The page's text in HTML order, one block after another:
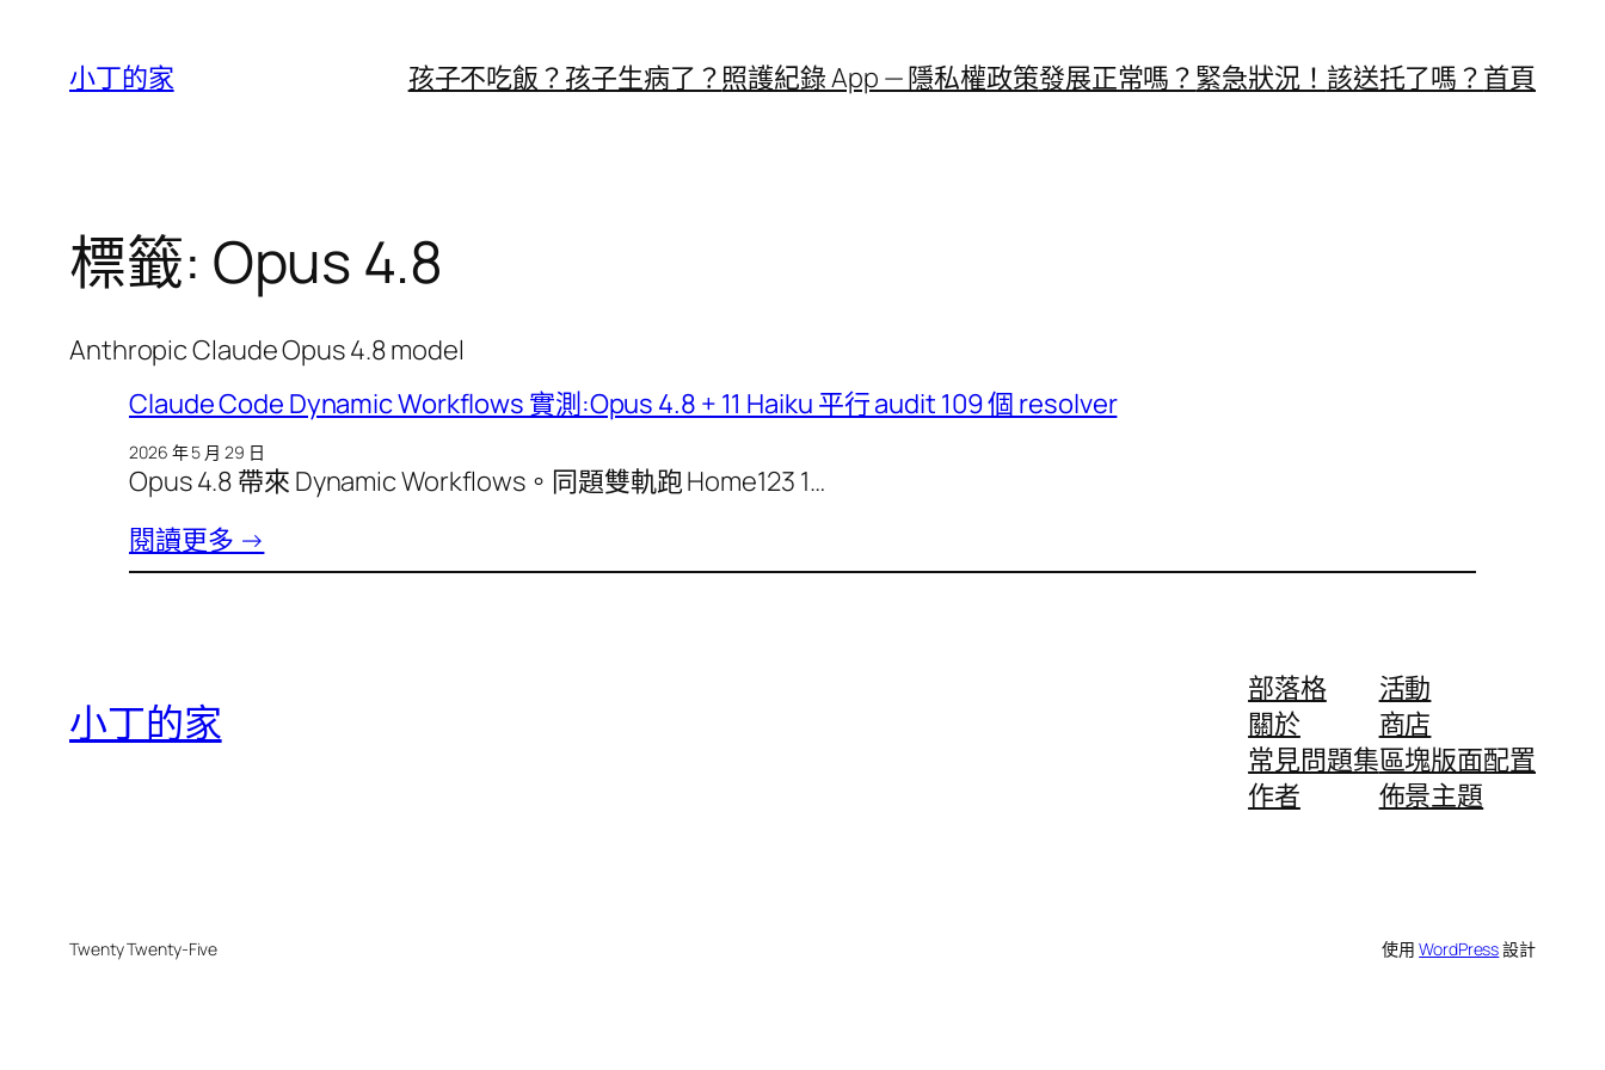
小丁的家 孩子不吃飯？ 孩子生病了？照護紀錄 App — 隱私權政策發展正常嗎？ 緊急狀況！ 該送托了嗎？ 首頁
標籤: Opus 4.8
Anthropic Claude Opus 4.8 model
Claude Code Dynamic Workflows 實測:Opus 4.8 + 11 Haiku 平行 audit 109 個 resolver
2026 年 5 月 29 日
Opus 4.8 帶來 Dynamic Workflows。同題雙軌跑 Home123 1…
閱讀更多 →
小丁的家
部落格
關於
常見問題集
作者
活動
商店
區塊版面配置
佈景主題
Twenty Twenty-Five 使用WordPress設計